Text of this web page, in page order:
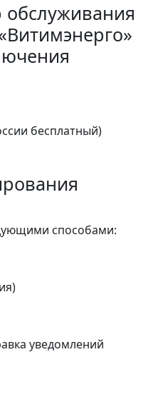
обслуживания
бесплатный)
способами:
уведомлений